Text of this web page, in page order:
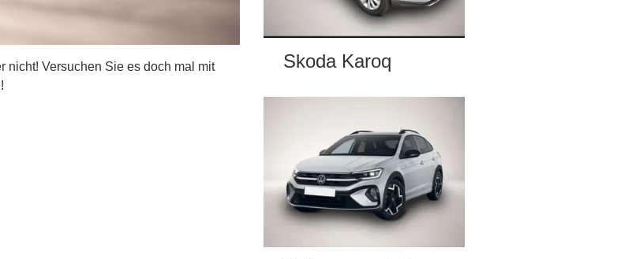
nicht! Versuchen Sie es doch mal mit
Skoda Karoq